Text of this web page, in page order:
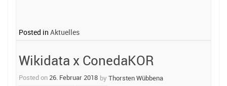
Posted in Aktuelles
Wikidata x ConedaKOR
Posted on 26. Februar 2018 by Thorsten Wübbena